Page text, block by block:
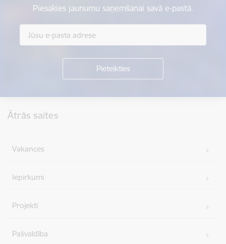
Piesakies jaunumu saņemšanai savā e-pastā.
Ātrās saites
Vakances
Iepirkumi
Projekti
Pašvaldība